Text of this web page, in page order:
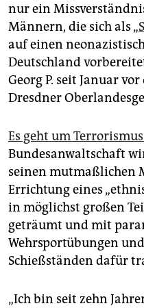
nur ein
Männern, die sich als „
auf einen
Deutschland
Georg P. seit Januar
Dresdner
Es geht um
Bundesanwaltschaft
seinen mutmaßlichen
Errichtung eines
in möglichst großen
geträumt und mit
Wehrsportübungen
Schießständen dafür
„Ich bin seit zehn